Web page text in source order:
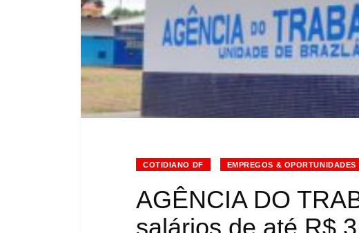
COTIDIANO DF EMPREGOS & OPORTUNIDADES
AGÊNCIA DO
salários de até R$